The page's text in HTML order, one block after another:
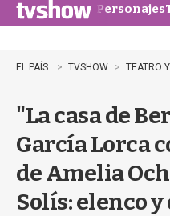
n
u
Personajes
EL PAÍS TVSHOW TEATRO
"La casa de
García Lorca
de Amelia
Solís: elenco